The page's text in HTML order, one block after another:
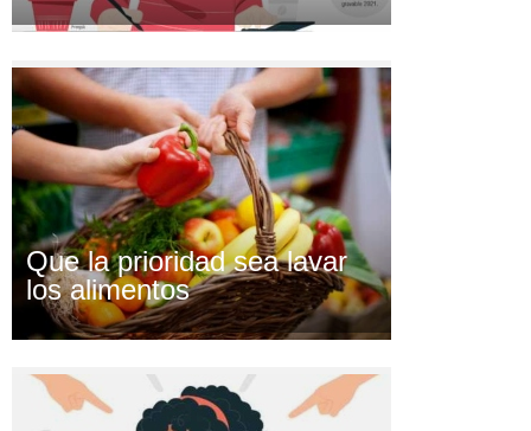
Que la prioridad sea lavar
los alimentos